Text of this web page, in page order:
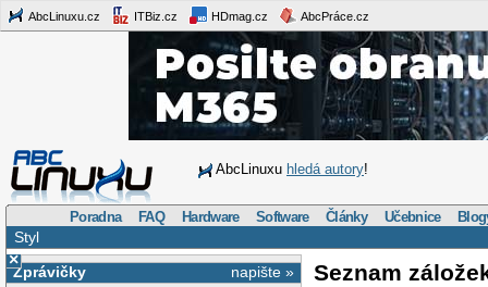
AbcLinuxu.cz ITBiz.cz HDmag.cz AbcPráce.cz
AbcLinuxu hledá autory!
Poradna FAQ Hardware Software Články Učebnice
Styl
×
napište »
Zprávičky
Seznam